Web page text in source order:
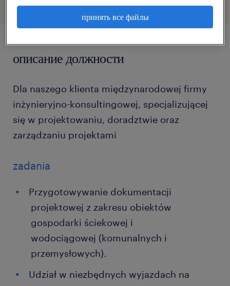
описание должности
Dla naszego klienta międzynarodowej firmy
inżynieryjno-konsultingowej, specjalizującej
się w projektowaniu, doradztwie oraz
zarządzaniu projektami
zadania
Przygotowywanie dokumentacji
projektowej z zakresu obiektów
gospodarki ściekowej i
wodociągowej (komunalnych i
przemysłowych).
Udział w niezbędnych wyjazdach na
принять все файлы